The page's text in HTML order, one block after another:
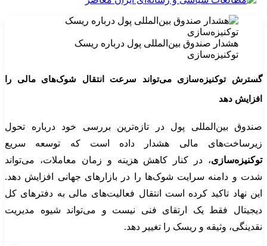
هشدار صندوق بین‌المللی پول درباره ریسک
توکنیزه‌سازی
گسترش توکنیزه‌سازی می‌تواند سرعت انتقال شوک‌های مالی را
افزایش دهد
صندوق بین‌المللی پول در تازه‌ترین بررسی خود درباره تحول
زیرساخت‌های مالی هشدار داده است که توسعه سریع
توکنیزه‌سازی، در کنار کاهش هزینه و زمان معاملات، می‌تواند
شدت و دامنه سرایت شوک‌ها را در بازارهای جهانی افزایش دهد.
این نهاد تاکید کرده است انتقال فعالیت‌های مالی به دفترهای کل
دیجیتال فقط یک ارتقای فنی نیست و می‌تواند شیوه مدیریت
نقدینگی، وثیقه و ریسک را تغییر دهد.